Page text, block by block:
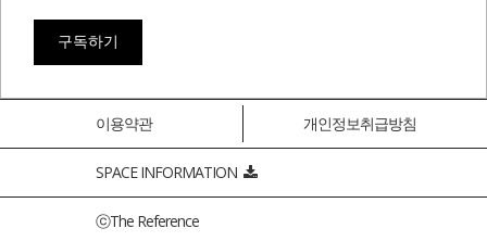
구독하기
이용약관 개인정보취급방침
SPACE INFORMATION
ⓒThe Reference